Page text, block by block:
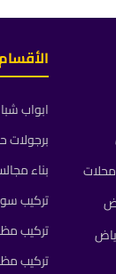
ابواب
برجولات
بناء مجالس و
تركيب
تركيب
تركيب